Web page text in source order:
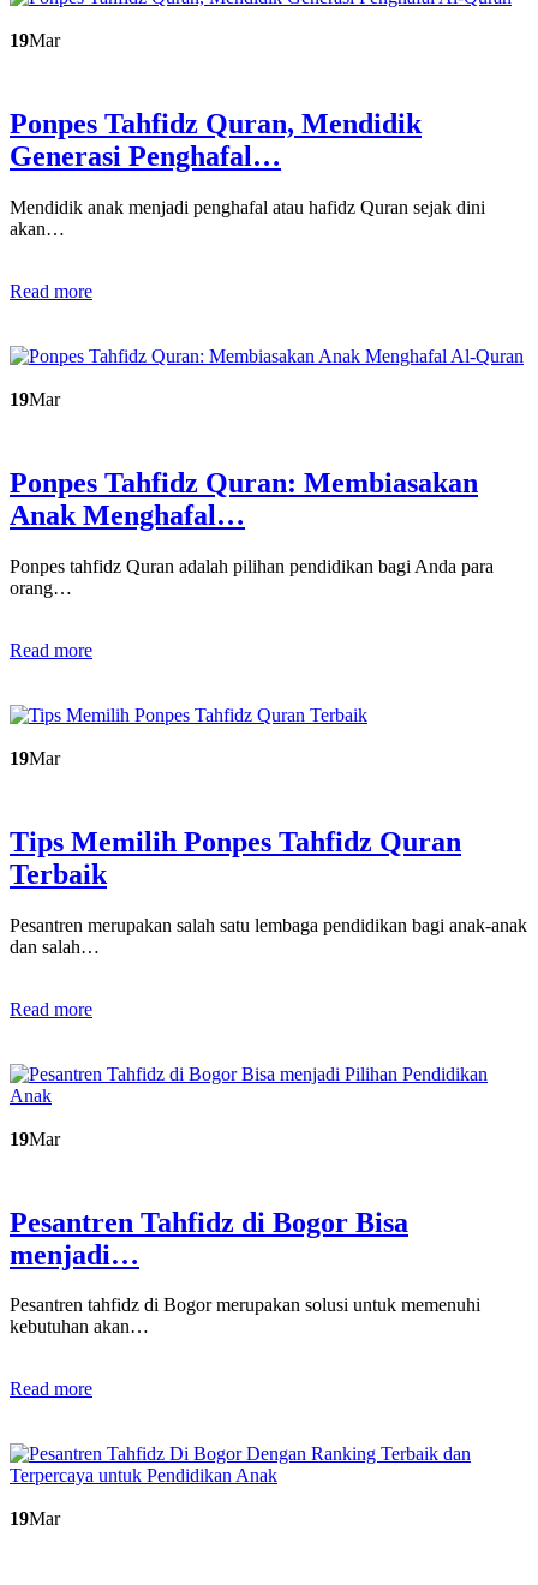
19Mar
Ponpes Tahfidz Quran, Mendidik
Generasi Penghafal…
Mendidik anak menjadi penghafal atau hafidz Quran sejak dini
akan…
Read more
19Mar
Ponpes Tahfidz Quran: Membiasakan
Anak Menghafal…
Ponpes tahfidz Quran adalah pilihan pendidikan bagi Anda para
orang…
Read more
19Mar
Tips Memilih Ponpes Tahfidz Quran
Terbaik
Pesantren merupakan salah satu lembaga pendidikan bagi anak-anak
dan salah…
Read more
19Mar
Pesantren Tahfidz di Bogor Bisa
menjadi…
Pesantren tahfidz di Bogor merupakan solusi untuk memenuhi
kebutuhan akan…
Read more
19Mar